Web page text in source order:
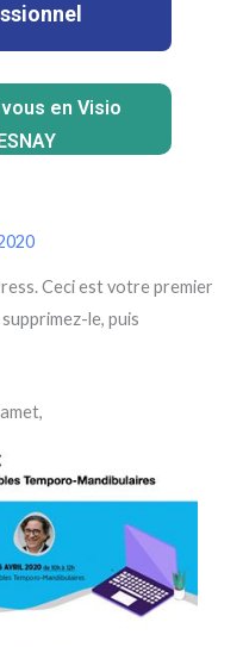
en Visio
Ceci est votre premier
le, puis